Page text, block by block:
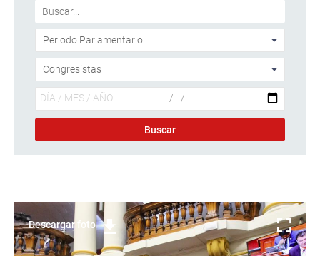
Descargar foto